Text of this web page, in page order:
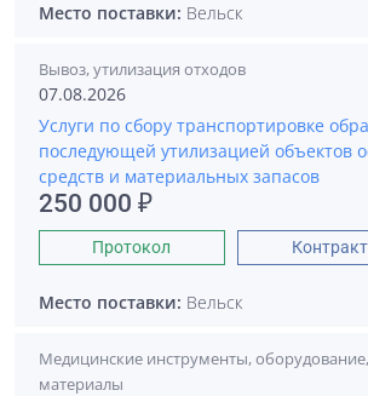
Место поставки: Вельск
Вывоз, утилизация отходов
07.08.2026
Услуги по сбору транспортировке
последующей утилизацией объектов
средств и материальных запасов
250 000 ₽
Протокол Контракт
Место поставки: Вельск
Медицинские инструменты,
материалы